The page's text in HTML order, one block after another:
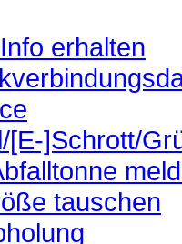
erhalten
[E-]Schrott/
tauschen